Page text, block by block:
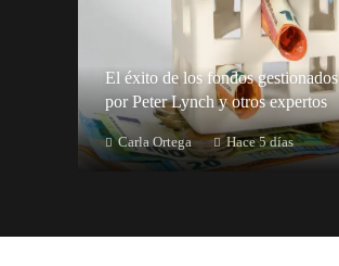
El éxito de los fondos gestionados
por Peter Lynch y otros expertos
Carla Ortega Hace 5 días